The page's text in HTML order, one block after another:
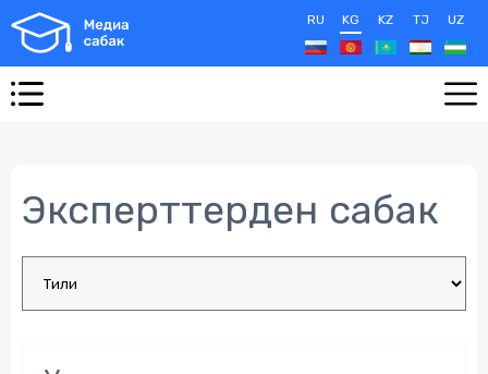
RU KG KZ TJ UZ
Эксперттерден сабак